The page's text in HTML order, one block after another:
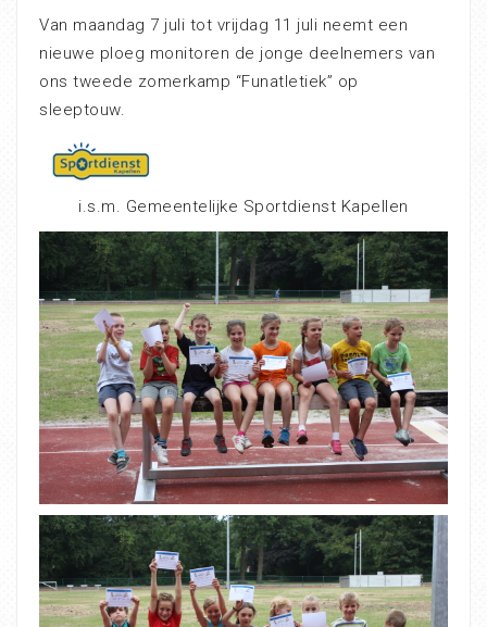
Van maandag 7 juli tot vrijdag 11 juli neemt een
nieuwe ploeg monitoren de jonge deelnemers van
ons tweede zomerkamp “Funatletiek” op
sleeptouw.
i.s.m. Gemeentelijke Sportdienst Kapellen